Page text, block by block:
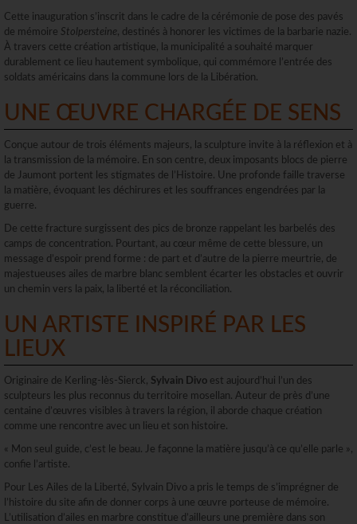
Cette inauguration s’inscrit dans le cadre de la cérémonie de pose des pavés
de mémoire Stolpersteine, destinés à honorer les victimes de la barbarie nazie.
À travers cette création artistique, la municipalité a souhaité marquer
durablement ce lieu hautement symbolique, qui commémore l’entrée des
soldats américains dans la commune lors de la Libération.
UNE ŒUVRE CHARGÉE DE SENS
Conçue autour de trois éléments majeurs, la sculpture invite à la réflexion et à
la transmission de la mémoire. En son centre, deux imposants blocs de pierre
de Jaumont portent les stigmates de l’Histoire. Une profonde faille traverse
la matière, évoquant les déchirures et les souffrances engendrées par la
guerre.
De cette fracture surgissent des pics de bronze rappelant les barbelés des
camps de concentration. Pourtant, au cœur même de cette blessure, un
message d’espoir prend forme : de part et d’autre de la pierre meurtrie, de
majestueuses ailes de marbre blanc semblent écarter les obstacles et ouvrir
un chemin vers la paix, la liberté et la réconciliation.
UN ARTISTE INSPIRÉ PAR LES
LIEUX
Originaire de Kerling-lès-Sierck, Sylvain Divo est aujourd’hui l’un des
sculpteurs les plus reconnus du territoire mosellan. Auteur de près d’une
centaine d’œuvres visibles à travers la région, il aborde chaque création
comme une rencontre avec un lieu et son histoire.
« Mon seul guide, c’est le beau. Je façonne la matière jusqu’à ce qu’elle parle »,
confie l’artiste.
Pour Les Ailes de la Liberté, Sylvain Divo a pris le temps de s’imprégner de
l’histoire du site afin de donner corps à une œuvre porteuse de mémoire.
L’utilisation d’ailes en marbre constitue d’ailleurs une première dans son